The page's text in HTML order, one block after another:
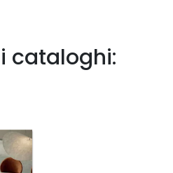
cataloghi: